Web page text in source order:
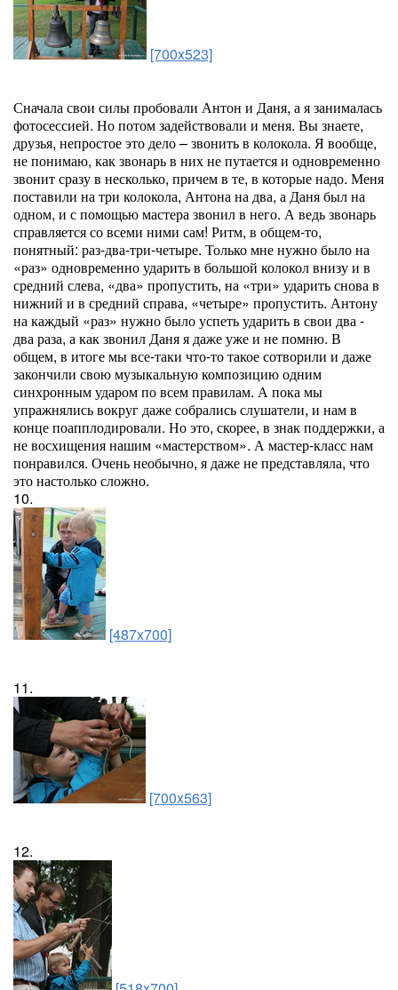
[700x523]
Сначала свои силы пробовали Антон и Даня, а я занималась
фотосессией. Но потом задействовали и меня. Вы знаете,
друзья, непростое это дело – звонить в колокола. Я вообще,
не понимаю, как звонарь в них не путается и одновременно
звонит сразу в несколько, причем в те, в которые надо. Меня
поставили на три колокола, Антона на два, а Даня был на
одном, и с помощью мастера звонил в него. А ведь звонарь
справляется со всеми ними сам! Ритм, в общем-то,
понятный: раз-два-три-четыре. Только мне нужно было на
«раз» одновременно ударить в большой колокол внизу и в
средний слева, «два» пропустить, на «три» ударить снова в
нижний и в средний справа, «четыре» пропустить. Антону
на каждый «раз» нужно было успеть ударить в свои два -
два раза, а как звонил Даня я даже уже и не помню. В
общем, в итоге мы все-таки что-то такое сотворили и даже
закончили свою музыкальную композицию одним
синхронным ударом по всем правилам. А пока мы
упражнялись вокруг даже собрались слушатели, и нам в
конце поапплодировали. Но это, скорее, в знак поддержки, а
не восхищения нашим «мастерством». А мастер-класс нам
понравился. Очень необычно, я даже не представляла, что
это настолько сложно.
10.
[487x700]
11.
[700x563]
12.